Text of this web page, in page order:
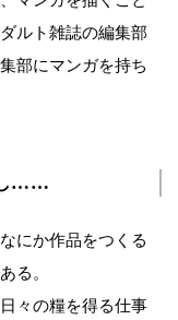
ルト雑誌の編集部
部にマンガを持ち
し……
にか作品をつくる
る。
々の糧を得る仕事